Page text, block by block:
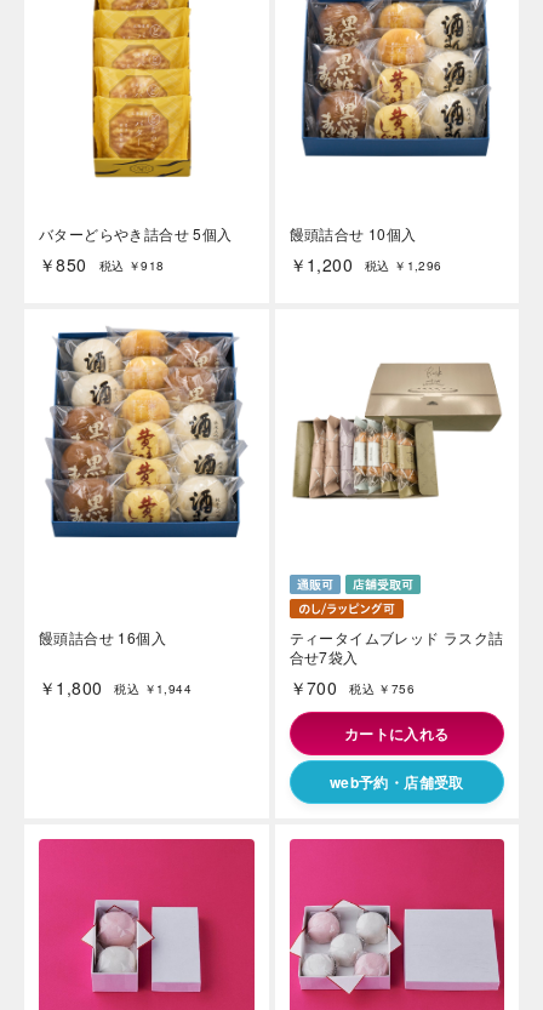
バターどらやき詰合せ 5個入
￥850 税込 ￥918
饅頭詰合せ 10個入
￥1,200 税込 ￥1,296
饅頭詰合せ 16個入
￥1,800 税込 ￥1,944
ティータイムブレッド ラスク詰
合せ7袋入
￥700 税込 ￥756
カートに入れる
web予約・店舗受取